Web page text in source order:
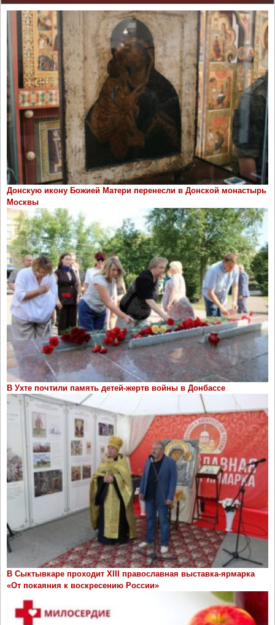
Донскую икону Божией Матери перенесли в Донской монастырь
Москвы
В Ухте почтили память детей-жертв войны в Донбассе
В Сыктывкаре проходит ХIII православная выставка-ярмарка
«От покаяния к воскресению России»